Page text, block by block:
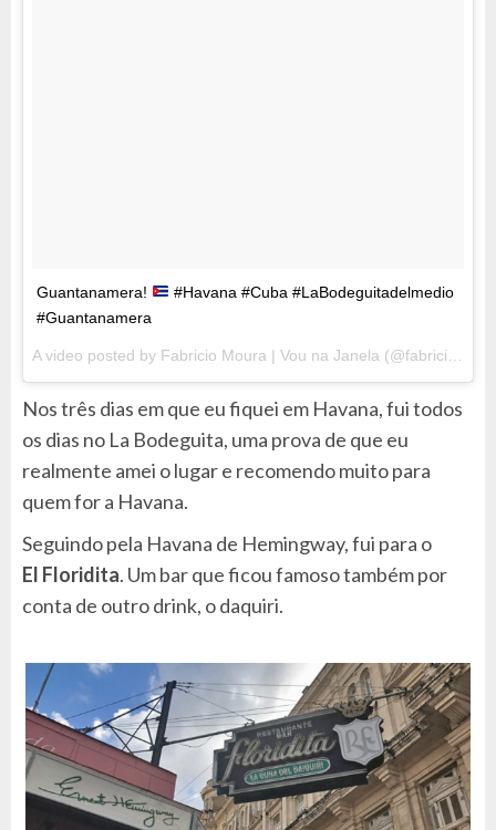
Guantanamera!
#Havana #Cuba #LaBodeguitadelmedio
#Guantanamera
Nos três dias em que eu fiquei em Havana, fui todos
os dias no La Bodeguita, uma prova de que eu
realmente amei o lugar e recomendo muito para
quem for a Havana.
Seguindo pela Havana de Hemingway, fui para o
El Floridita. Um bar que ficou famoso também por
conta de outro drink, o daquiri.